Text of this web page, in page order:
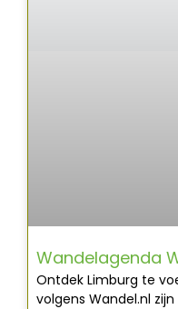
Wandelagenda
Ontdek Limburg te
volgens Wandel.nl